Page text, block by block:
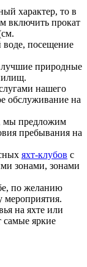
характер, то в
включить прокат
воде, посещение
природные
нашего
обслуживание на
мы предложим
пребывания на
яхт-клубов с
зонами, зонами
по желанию
мероприятия.
на яхте или
самые яркие